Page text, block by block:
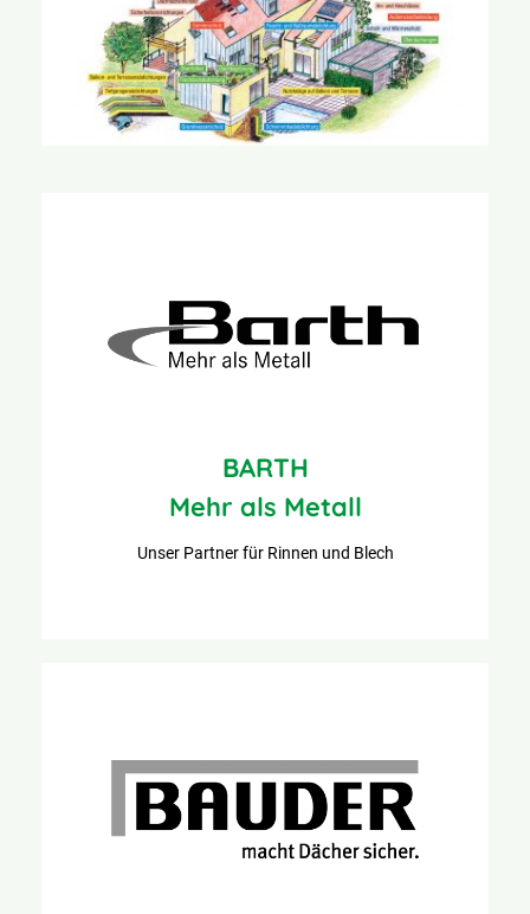
BARTH
Mehr als Metall
Unser Partner für Rinnen und Blech